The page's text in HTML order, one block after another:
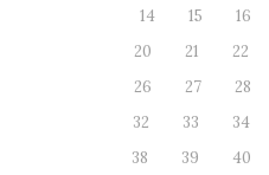
14
15 16
20
21 22
26
27 28
32
33 34
38
39 40